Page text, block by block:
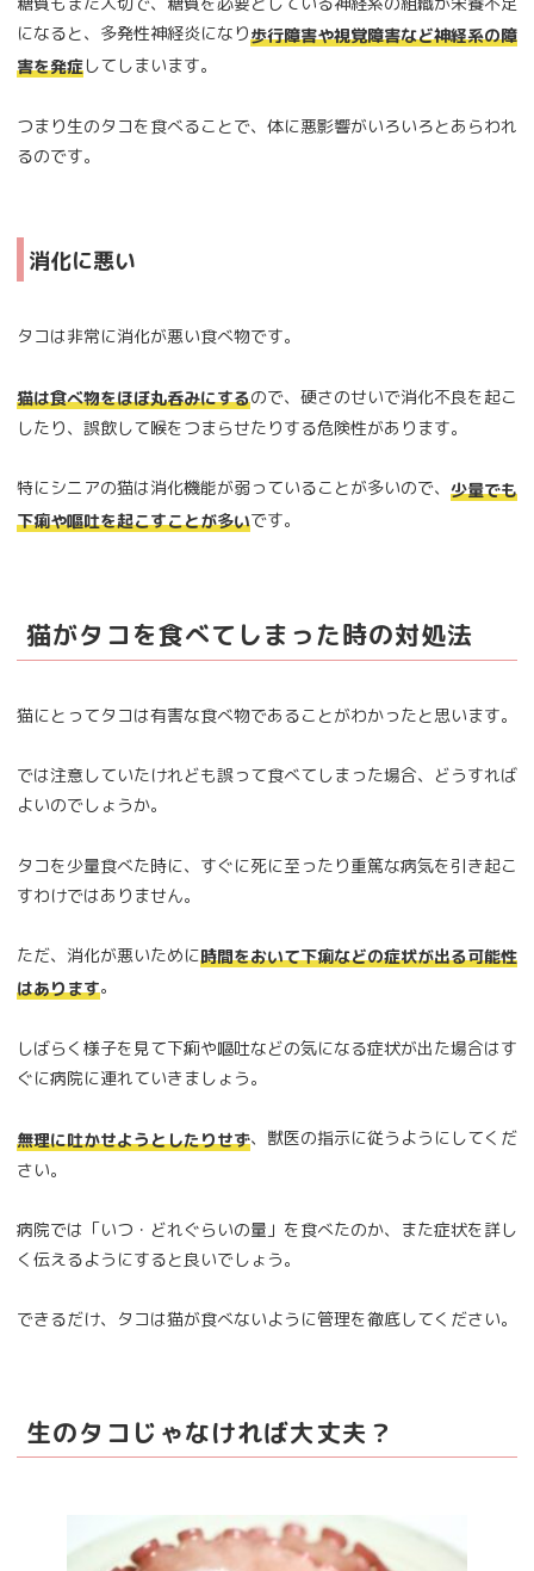
になると、多発性神経炎になり歩行障害や視覚障害など神経系の障
害を発症してしまいます。
つまり生のタコを食べることで、体に悪影響がいろいろとあらわれ
るのです。
消化に悪い
タコは非常に消化が悪い食べ物です。
猫は食べ物をほぼ丸呑みにするので、硬さのせいで消化不良を起こ
したり、誤飲して喉をつまらせたりする危険性があります。
特にシニアの猫は消化機能が弱っていることが多いので、 少量でも
下痢や嘔吐を起こすことが多いです。
猫がタコを食べてしまった時の対処法
猫にとってタコは有害な食べ物であることがわかったと思います。
では注意していたけれども誤って食べてしまった場合、どうすれば
よいのでしょうか。
タコを少量食べた時に、すぐに死に至ったり重篤な病気を引き起こ
すわけではありません。
ただ、消化が悪いために時間をおいて下痢などの症状が出る可能性
はあります。
しばらく様子を見て下痢や嘔吐などの気になる症状が出た場合はす
ぐに病院に連れていきましょう。
無理に吐かせようとしたりせず、獣医の指示に従うようにしてくだ
さい。
病院では「いつ・どれぐらいの量」を食べたのか、また症状を詳し
く伝えるようにすると良いでしょう。
できるだけ、タコは猫が食べないように管理を徹底してください。
生のタコじゃなければ大丈夫？